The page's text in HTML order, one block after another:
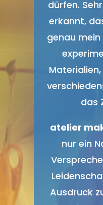
dürfen.
erkannt,
genau
das
atelier
nur ein
Ausdruck